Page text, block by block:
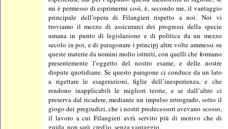
mi è permesso di esprimermi così, è, secondo me, il vantaggio
principale dell’opera di Filangieri rispetto a noi. Noi vi
troviamo il mezzo di assicurarci dei progressi della specie
umana in punto di legislazione e di politica da un mezzo
secolo in poi, e di paragonare i principj altre volte ammessi su
queste materie da uomini molto istruiti, con quelli che formano
presentemente l’oggetto del nostro esame, e delle nostre
dispute quotidiane. Se questo paragone ci conduce da un lato
a rigettare le esagerazioni, figlie dell’inesperienza, e che
rendono inapplicabili le migliori teorie, e se dall’altro ci
preserva dal ricadere, mediante un impulso retrogrado, sotto il
giogo dei pregiudizi, che i nostri predecessori avevano scosso,
il lavoro a cui Filangieri avrà servito più di motivo che di
guida, non sarà, cred'io, senza vantaggio.